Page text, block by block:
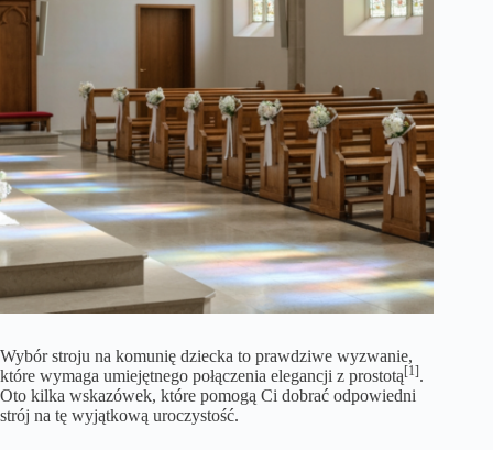
Wybór stroju na komunię dziecka to prawdziwe wyzwanie,
które wymaga umiejętnego połączenia elegancji z prostotą[1].
Oto kilka wskazówek, które pomogą Ci dobrać odpowiedni
strój na tę wyjątkową uroczystość.